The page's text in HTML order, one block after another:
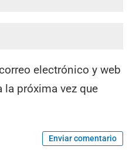
electrónico y web
la próxima vez que
Enviar comentario